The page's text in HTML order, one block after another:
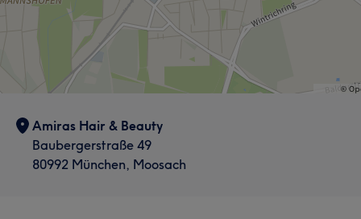
Amiras Hair & Beauty
Baubergerstraße 49
80992 München, Moosach